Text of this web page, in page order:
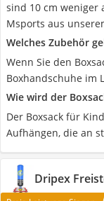
sind 10 cm weniger
Msports aus
Welches Zubehör
Wenn Sie den
Boxhandschuhe im
Wie wird der
Der Boxsack für
Aufhängen, die an
Dripex